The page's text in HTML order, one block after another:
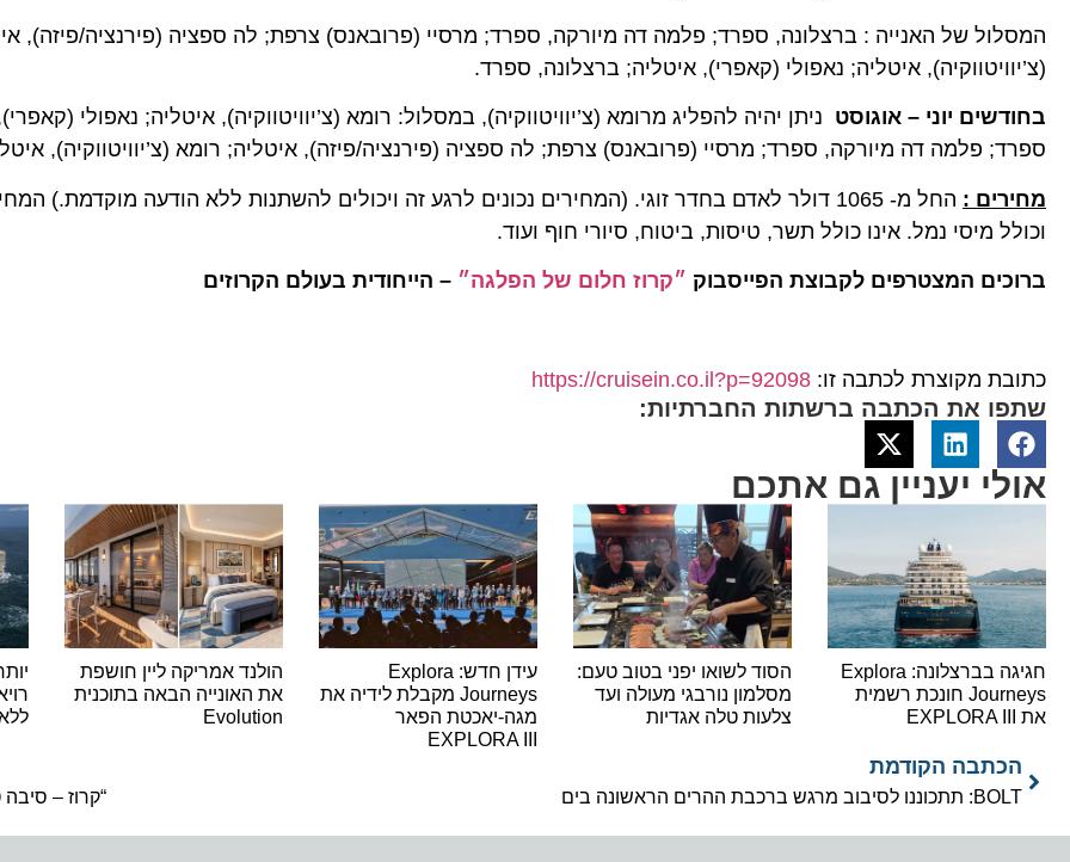
המסלול של האנייה : ברצלונה, ספרד; פלמה דה מיורקה, ספרד; מרסיי (פרובאנס) צרפת; לה ספציה (פירנציה/פיזה),
(צ’יוויטווקיה), איטליה; נאפולי (קאפרי), איטליה; ברצלונה, ספרד.
בחודשים יוני – אוגוסט ניתן יהיה להפליג מרומא (צ’יוויטווקיה), במסלול: רומא (צ’יוויטווקיה), איטליה; נאפולי
ספרד; פלמה דה מיורקה, ספרד; מרסיי (פרובאנס) צרפת; לה ספציה (פירנציה/פיזה), איטליה; רומא (צ’יוויטווקיה),
מחירים :
החל מ- 1065 דולר לאדם בחדר זוגי. (המחירים נכונים לרגע זה ויכולים להשתנות ללא הודעה מוקדמת.)
וכולל מיסי נמל. אינו כולל תשר, טיסות, ביטוח, סיורי חוף ועוד.
ברוכים המצטרפים לקבוצת הפייסבוק ״קרוז חלום של הפלגה״ – הייחודית בעולם הקרוזים
כתובת מקוצרת לכתבה זו:https://cruisein.co.il?p=92098
שתפו את הכתבה ברשתות החברתיות:
אולי יעניין גם אתכם
חגיגה בברצלונה: Explora
Journeys חונכת רשמית
את EXPLORA III
הסוד לשואו יפני בטוב טעם:
מסלמון נורבגי מעולה ועד
צלעות טלה אגדיות
עידן חדש: Explora
Journeys מקבלת לידיה את
מגה-יאכטת הפאר
EXPLORA III
הולנד אמריקה ליין חושפת
את האונייה הבאה בתוכנית
Evolution
הכתבה הקודמת
BOLT: תתכוננו לסיבוב מרגש ברכבת ההרים הראשונה בים “קרוז –